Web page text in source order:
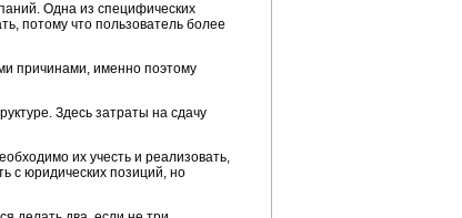
Одна из специфических
потому что пользователь более
причинами, именно поэтому
Здесь затраты на сдачу
их учесть и реализовать,
с юридических позиций, но